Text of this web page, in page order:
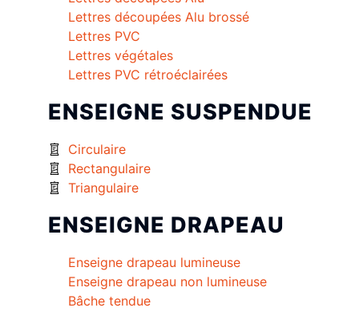
Lettres découpées Alu brossé
Lettres PVC
Lettres végétales
Lettres PVC rétroéclairées
ENSEIGNE SUSPENDUE
Circulaire
Rectangulaire
Triangulaire
ENSEIGNE DRAPEAU
Enseigne drapeau lumineuse
Enseigne drapeau non lumineuse
Bâche tendue